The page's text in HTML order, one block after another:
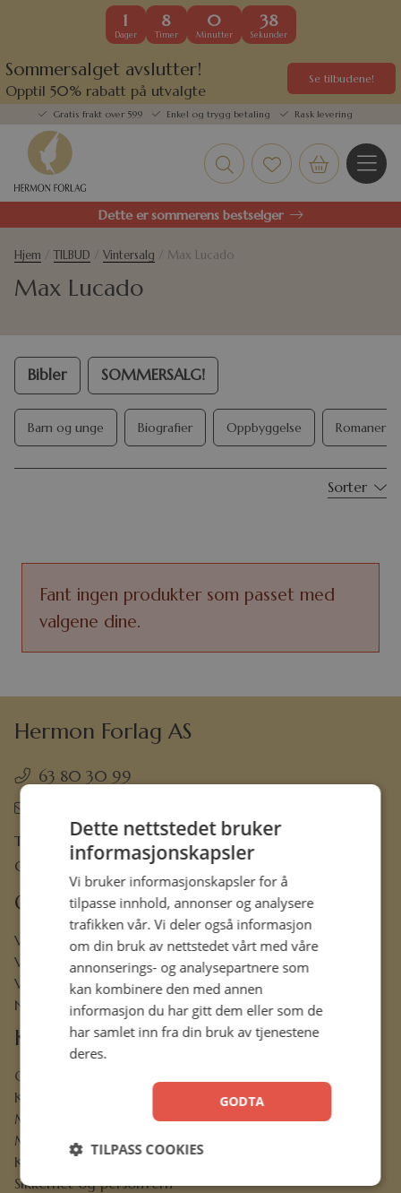
1
Dager
8
Timer
0
Minutter
38
Sekunder
Sommersalget avslutter!
Opptil 50% rabatt på utvalgte
kundefavoritter
Se tilbudene!
Gratis frakt over 599 Enkel og trygg betaling Rask levering
Dette er sommerens bestselger
Hjem /TILBUD / Vintersalg / Max Lucado
Max Lucado
Bibler SOMMERSALG!
Barn og unge Biografier Oppbyggelse Romaner
Sorter
Fant ingen produkter som passet med
valgene dine.
Hermon Forlag AS
63 80 30 99
Trondheimsveien 50 C, 2007 Kjeller
Org.nr. 889 204 982
Om oss
Vår visjon
Vår historie
Vårt ansvar
Nettbibel
Kundeservice
Ofte stilte spørsmål
Kontaktskjema
Min konto
Menighetsrabatt
Kjøpsbetingelser
Sikkerhet og personvern
Dette nettstedet bruker
informasjonskapsler
Vi bruker informasjonskapsler for å
tilpasse innhold, annonser og analysere
trafikken vår. Vi deler også informasjon
om din bruk av nettstedet vårt med våre
annonserings- og analysepartnere som
kan kombinere den med annen
informasjon du har gitt dem eller som de
har samlet inn fra din bruk av tjenestene
deres.
GODTA
TILPASS COOKIES